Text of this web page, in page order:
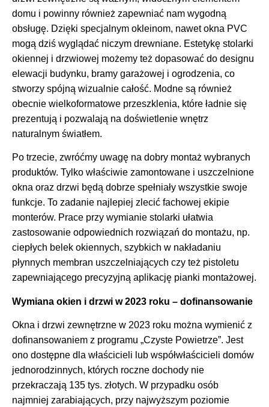
domu i powinny również zapewniać nam wygodną
obsługę. Dzięki specjalnym okleinom, nawet okna PVC
mogą dziś wyglądać niczym drewniane. Estetykę stolarki
okiennej i drzwiowej możemy też dopasować do designu
elewacji budynku, bramy garażowej i ogrodzenia, co
stworzy spójną wizualnie całość. Modne są również
obecnie wielkoformatowe przeszklenia, które ładnie się
prezentują i pozwalają na doświetlenie wnętrz
naturalnym światłem.
Po trzecie, zwróćmy uwagę na dobry montaż wybranych
produktów. Tylko właściwie zamontowane i uszczelnione
okna oraz drzwi będą dobrze spełniały wszystkie swoje
funkcje. To zadanie najlepiej zlecić fachowej ekipie
monterów. Prace przy wymianie stolarki ułatwia
zastosowanie odpowiednich rozwiązań do montażu, np.
ciepłych belek okiennych, szybkich w nakładaniu
płynnych membran uszczelniających czy też pistoletu
zapewniającego precyzyjną aplikację pianki montażowej.
Wymiana okien i drzwi w 2023 roku – dofinansowanie
Okna i drzwi zewnętrzne w 2023 roku można wymienić z
dofinansowaniem z programu „Czyste Powietrze”. Jest
ono dostępne dla właścicieli lub współwłaścicieli domów
jednorodzinnych, których roczne dochody nie
przekraczają 135 tys. złotych. W przypadku osób
najmniej zarabiających, przy najwyższym poziomie